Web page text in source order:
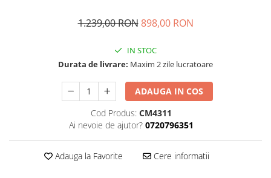
1.239,00 RON 898,00 RON
IN STOC
Durata de livrare: Maxim 2 zile lucratoare
ADAUGA IN COS
Cod Produs: CM4311
Ai nevoie de ajutor? 0720796351
Adauga la Favorite Cere informatii